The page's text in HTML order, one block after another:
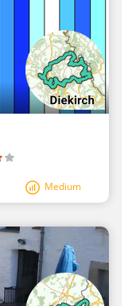
Medium